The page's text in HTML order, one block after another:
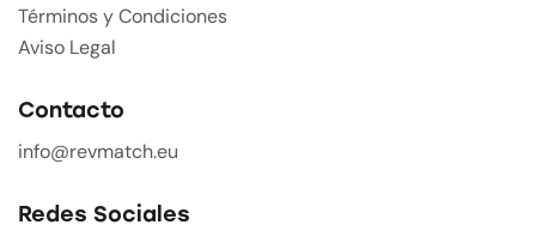
Términos y Condiciones
Aviso Legal
Contacto
info@revmatch.eu
Redes Sociales